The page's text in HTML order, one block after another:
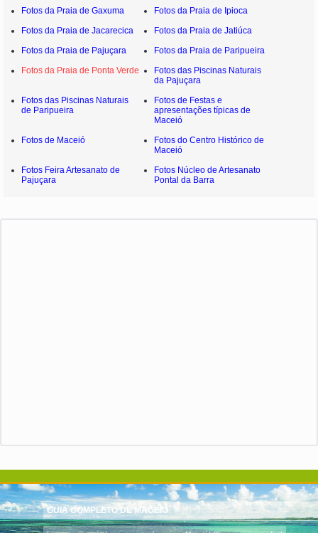
Fotos da Praia de Gaxuma
Fotos da Praia de Ipioca
Fotos da Praia de Jacarecica
Fotos da Praia de Jatiúca
Fotos da Praia de Pajuçara
Fotos da Praia de Paripueira
Fotos da Praia de Ponta Verde
Fotos das Piscinas Naturais
da Pajuçara
Fotos das Piscinas Naturais
de Paripueira
Fotos de Festas e
apresentações típicas de
Maceió
Fotos de Maceió
Fotos do Centro Histórico de
Maceió
Fotos Feira Artesanato de
Pajuçara
Fotos Núcleo de Artesanato
Pontal da Barra
GUIA COMPLETO DE MACEIÓ